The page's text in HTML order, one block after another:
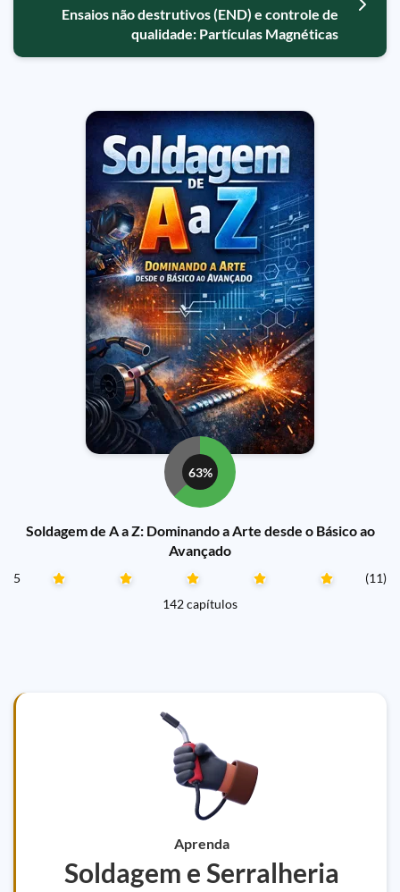
Ensaios não destrutivos (END) e controle de
qualidade: Partículas Magnéticas
63%
Soldagem de A a Z: Dominando a Arte desde o Básico ao
Avançado
5
(11)
142 capítulos
Aprenda
Soldagem e Serralheria